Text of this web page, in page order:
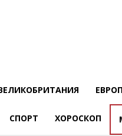
СПОРТ ХОРОСКОП